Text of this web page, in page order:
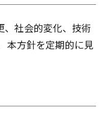
、社会的変化、技術
本方針を定期的に見